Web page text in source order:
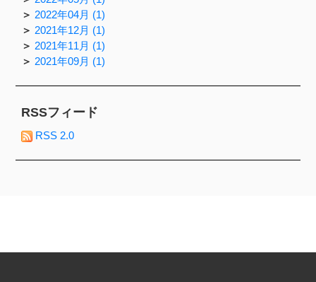
2022年04月 (1)
2021年12月 (1)
2021年11月 (1)
2021年09月 (1)
RSSフィード
RSS 2.0